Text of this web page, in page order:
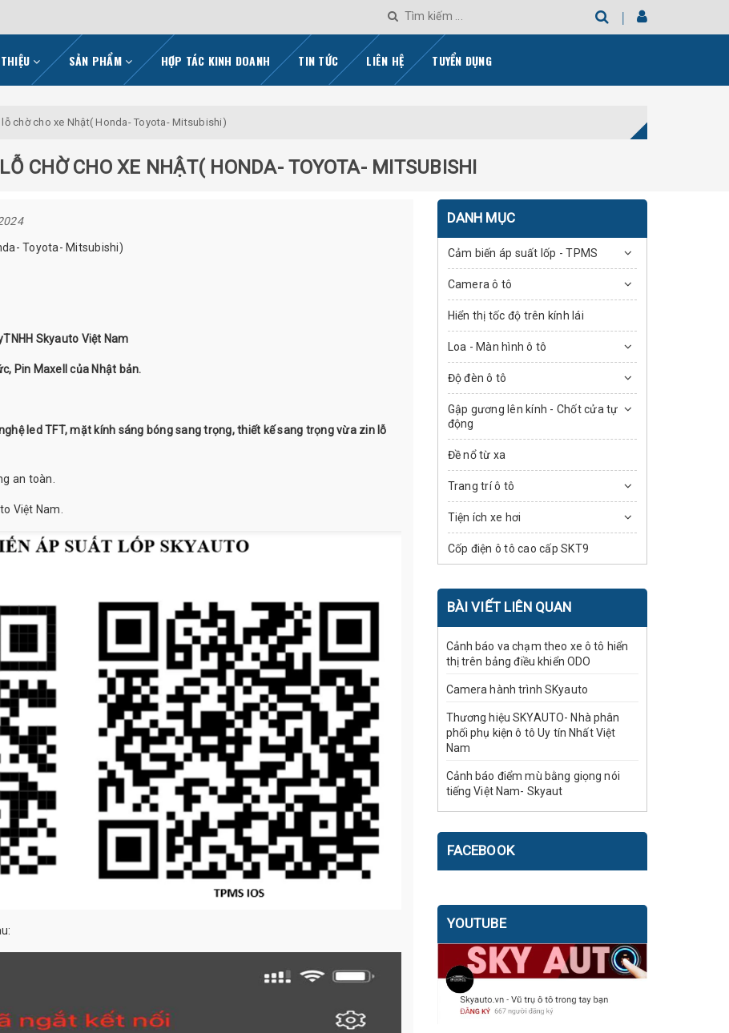
SẢN PHẨM HỢP TÁC KINH DOANH TIN TỨC LIÊN HỆ TUYỂN DỤNG
chờ cho xe Nhật( Honda- Toyota- Mitsubishi)
CHỜ CHO XE NHẬT( HONDA- TOYOTA- MITSUBISHI
Toyota- Mitsubishi)
Skyauto Việt Nam
Pin Maxell của Nhật bản.
led TFT, mặt kính sáng bóng sang trọng, thiết kế sang trọng vừa zin lỗ
an toàn.
Việt Nam.
DANH MỤC
Cảm biến áp suất lốp - TPMS
Camera ô tô
Hiển thị tốc độ trên kính lái
Loa - Màn hình ô tô
Độ đèn ô tô
Gập gương lên kính - Chốt cửa tự
động
Đề nổ từ xa
Trang trí ô tô
Tiện ích xe hơi
Cốp điện ô tô cao cấp SKT9
BÀI VIẾT LIÊN QUAN
Cảnh báo va chạm theo xe ô tô hiển
thị trên bảng điều khiển ODO
Camera hành trình SKyauto
Thương hiệu SKYAUTO- Nhà phân
phối phụ kiện ô tô Uy tín Nhất Việt
Nam
Cảnh báo điểm mù bằng giọng nói
tiếng Việt Nam- Skyaut
FACEBOOK
YOUTUBE